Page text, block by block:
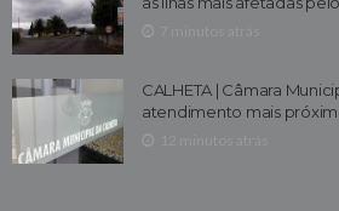
CALHETA | Câmara
atendimento mais